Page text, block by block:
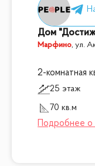
Дом
Марфино,ул.
2-комнатная
25 этаж
70 кв.м